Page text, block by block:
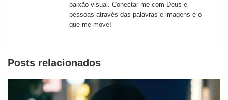
paixão visual. Conectar-me com Deus e
pessoas através das palavras e imagens é o
que me move!
Posts relacionados